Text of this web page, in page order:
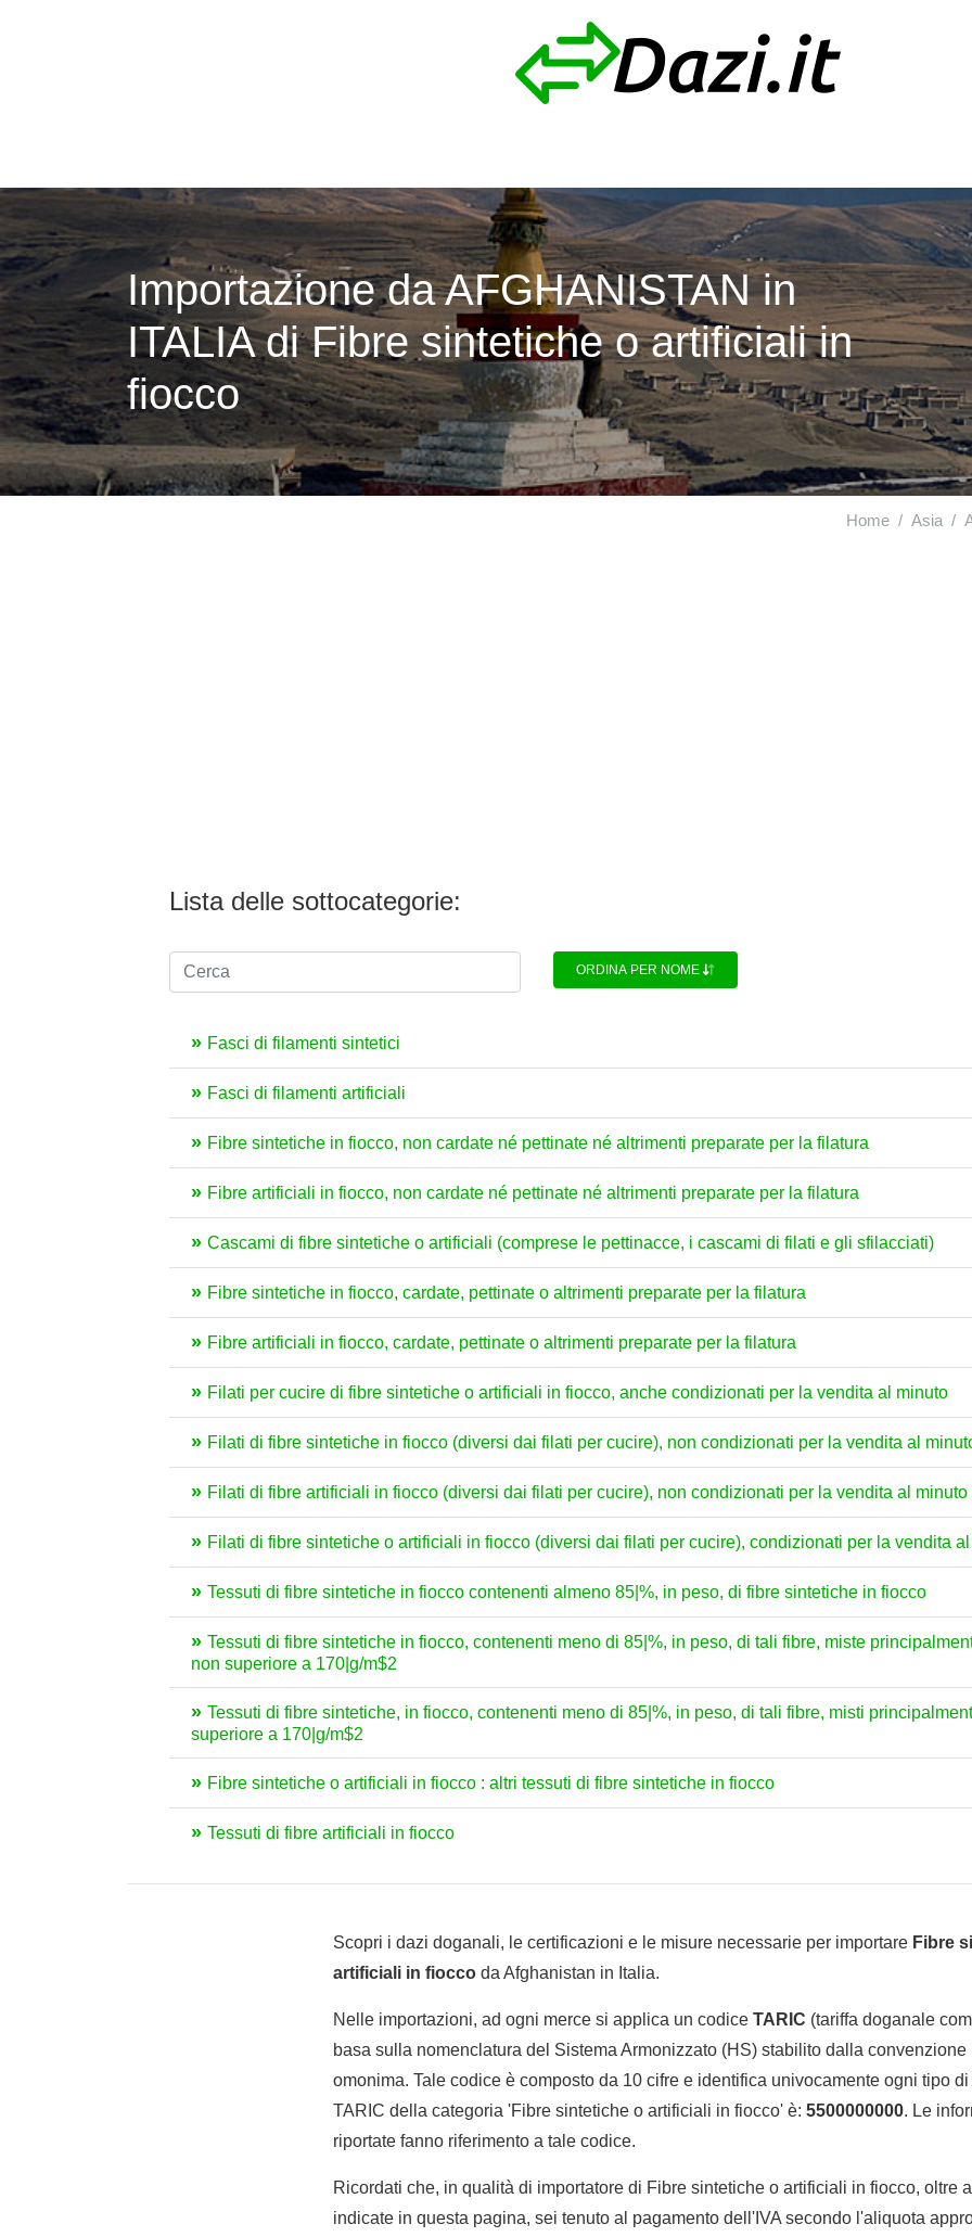
Importazione da AFGHANISTAN in
ITALIA di Fibre sintetiche o artificiali in
fiocco
Home Asia
Lista delle sottocategorie:
ORDINA PER NOME
Fasci di filamenti sintetici
Fasci di filamenti artificiali
Fibre sintetiche in fiocco, non cardate né pettinate né altrimenti preparate per la filatura
Fibre artificiali in fiocco, non cardate né pettinate né altrimenti preparate per la filatura
Cascami di fibre sintetiche o artificiali (comprese le pettinacce, i cascami di filati e gli sfilacciati)
Fibre sintetiche in fiocco, cardate, pettinate o altrimenti preparate per la filatura
Fibre artificiali in fiocco, cardate, pettinate o altrimenti preparate per la filatura
Filati per cucire di fibre sintetiche o artificiali in fiocco, anche condizionati per la vendita al minuto
Filati di fibre sintetiche in fiocco (diversi dai filati per cucire), non condizionati per la vendita al
Filati di fibre artificiali in fiocco (diversi dai filati per cucire), non condizionati per la vendita al minuto
Filati di fibre sintetiche o artificiali in fiocco (diversi dai filati per cucire), condizionati per la vendita
Tessuti di fibre sintetiche in fiocco contenenti almeno 85|%, in peso, di fibre sintetiche in fiocco
Tessuti di fibre sintetiche in fiocco, contenenti meno di 85|%, in peso, di tali fibre, miste
non superiore a 170|g/m$2
Tessuti di fibre sintetiche, in fiocco, contenenti meno di 85|%, in peso, di tali fibre, misti
superiore a 170|g/m$2
Fibre sintetiche o artificiali in fiocco : altri tessuti di fibre sintetiche in fiocco
Tessuti di fibre artificiali in fiocco
Scopri i dazi doganali, le certificazioni e le misure necessarie per importare Fibre
artificiali in fiocco da Afghanistan in Italia.
Nelle importazioni, ad ogni merce si applica un codice TARIC (tariffa doganale
basa sulla nomenclatura del Sistema Armonizzato (HS) stabilito dalla
omonima. Tale codice è composto da 10 cifre e identifica univocamente ogni tipo
TARIC della categoria 'Fibre sintetiche o artificiali in fiocco' è: 5500000000. Le
riportate fanno riferimento a tale codice.
Ricordati che, in qualità di importatore di Fibre sintetiche o artificiali in fiocco, oltre
indicate in questa pagina, sei tenuto al pagamento dell'IVA secondo l'aliquota